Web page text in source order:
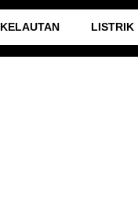
KELAUTAN LISTRIK